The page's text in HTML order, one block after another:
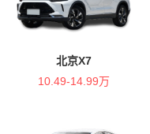
北京X7
10.49-14.99万